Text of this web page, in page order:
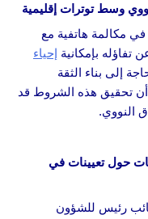
مكالمة هاتفية مع
بإمكانية إحياء
إلى بناء الثقة
أن تحقيق هذه الشروط قد
النووي.
بسبب خلافات حول تعيينات في
رئيس للشؤون